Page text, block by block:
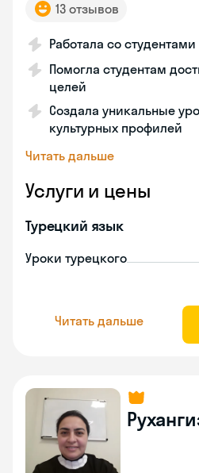
13 отзывов
Работала со
Помогла студентам
целей
Создала уникальные
культурных профилей
Читать дальше
Услуги и цены
Турецкий язык
Уроки турецкого
Читать дальше